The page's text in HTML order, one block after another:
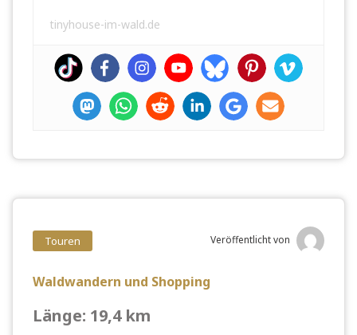
tinyhouse-im-wald.de
Touren Veröffentlicht von
Waldwandern und Shopping
Länge: 19,4 km